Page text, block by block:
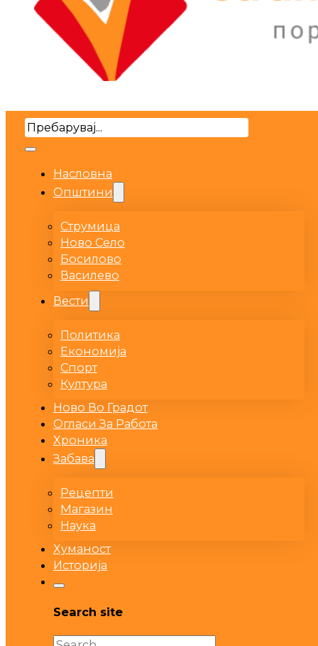
Search
Насловна
Општини
Струмица
Ново Село
Босилово
Василево
Вести
Политика
Економија
Спорт
Култура
Ново Во Градот
Огласи За Работа
Хроника
Забава
Рецепти
Магазин
Наука
Хуманост
Историја
Search site
Search